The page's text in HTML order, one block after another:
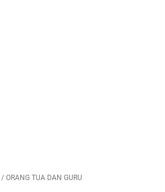
/ ORANG TUA DAN GURU